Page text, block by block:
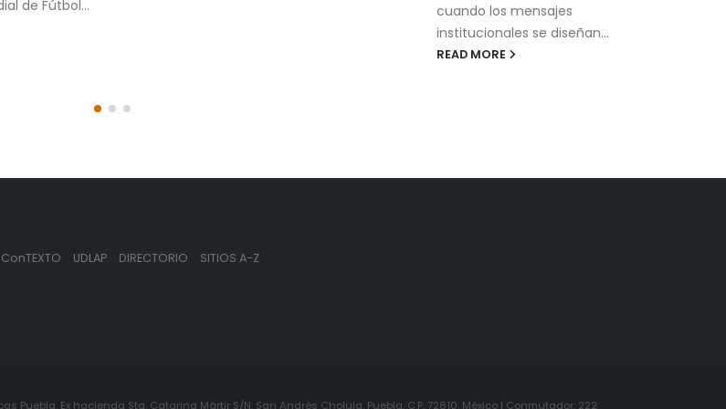
dentro de los flujos de
movilidad humana...
READ MORE
UDLAP DIRECTORIO SITIOS A-Z
Puebla. Ex hacienda Sta. Catarina Mártir S/N. San Andrés Cholula, Puebla. C.P. 72810. México | Conmutador: 222